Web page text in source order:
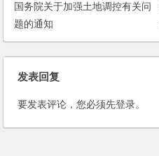
国务院关于加强土地调控有关问
题的通知
发表回复
要发表评论，您必须先登录。